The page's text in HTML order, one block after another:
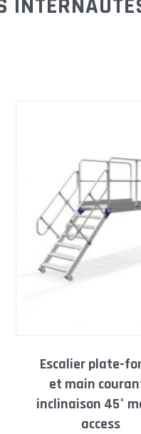
escalier plate-forme
et main
inclinaison 45°
access